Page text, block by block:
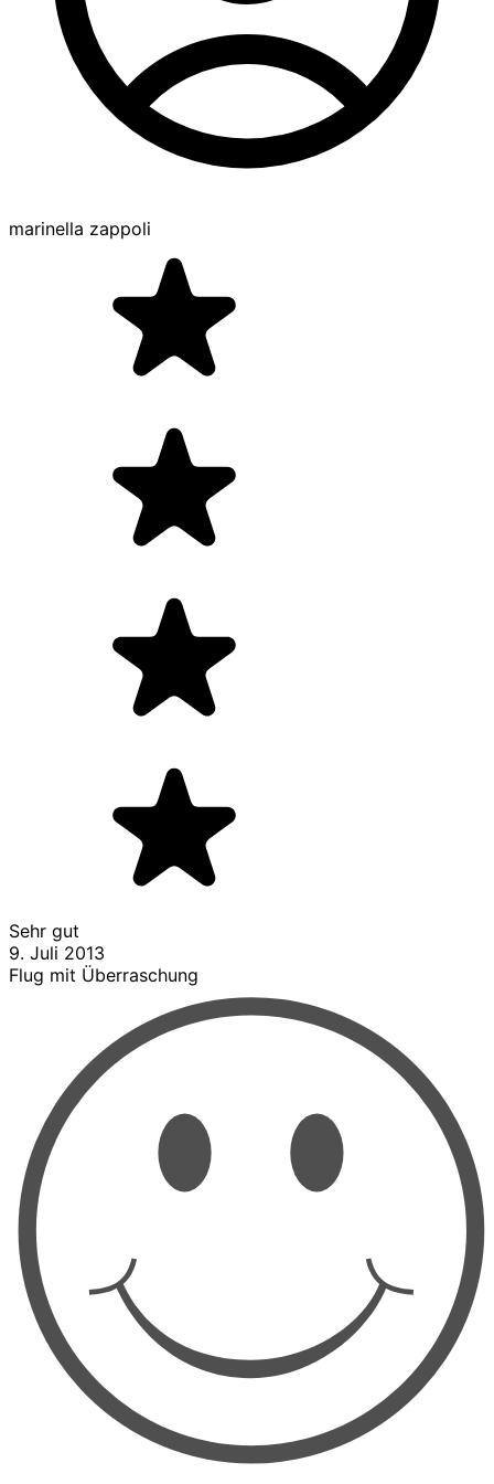
marinella zappoli
Sehr gut
9. Juli 2013
Flug mit Überraschung